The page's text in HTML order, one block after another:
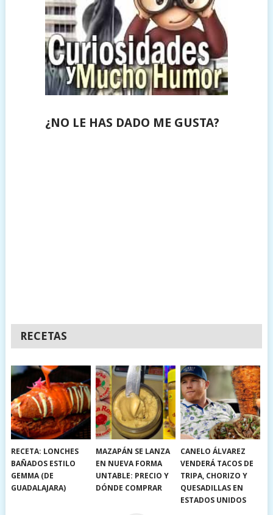
¿NO LE HAS DADO ME GUSTA?
RECETAS
RECETA: LONCHES
BAÑADOS ESTILO
GEMMA (DE
GUADALAJARA)
MAZAPÁN SE LANZA
EN NUEVA FORMA
UNTABLE: PRECIO Y
DÓNDE COMPRAR
CANELO ÁLVAREZ
VENDERÁ TACOS DE
TRIPA, CHORIZO Y
QUESADILLAS EN
ESTADOS UNIDOS